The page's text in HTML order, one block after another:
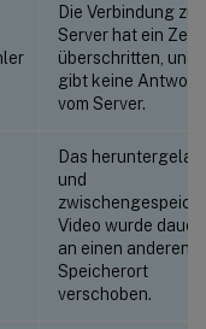
Die Verbindung
Server hat ein
überschritten, und
gibt keine Antwort
vom Server.
Das
und
Video wurde
an einen anderen
Speicherort
verschoben.